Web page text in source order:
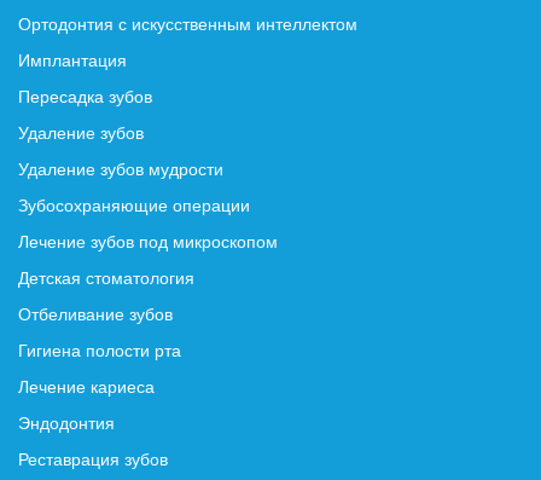
Ортодонтия с искусственным интеллектом
Имплантация
Пересадка зубов
Удаление зубов
Удаление зубов мудрости
Зубосохраняющие операции
Лечение зубов под микроскопом
Детская стоматология
Отбеливание зубов
Гигиена полости рта
Лечение кариеса
Эндодонтия
Реставрация зубов